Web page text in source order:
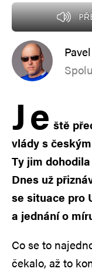
Je ště
vlády s
Ty jim
Dnes už
se situace pro
a jednání o
Co se to
čekalo, až to